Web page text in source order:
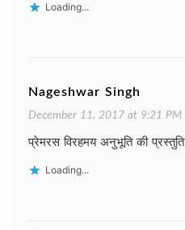
Loading...
Nageshwar Singh
December 11, 2017 at 9:21 PM
प्रेमरस विरहमय अनुभूति की प्रस्तुति
Loading...